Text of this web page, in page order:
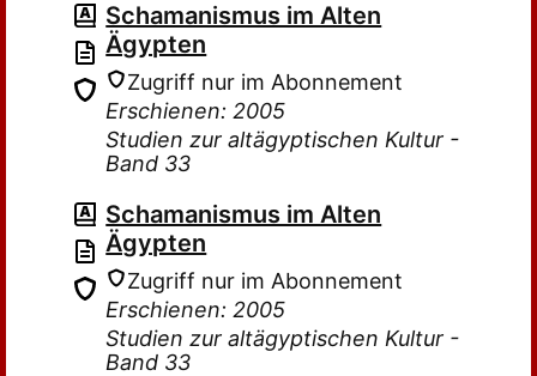
Schamanismus im Alten
Ägypten
Zugriff nur im Abonnement
Erschienen: 2005
Studien zur altägyptischen Kultur -
Band 33
Schamanismus im Alten
Ägypten
Zugriff nur im Abonnement
Erschienen: 2005
Studien zur altägyptischen Kultur -
Band 33